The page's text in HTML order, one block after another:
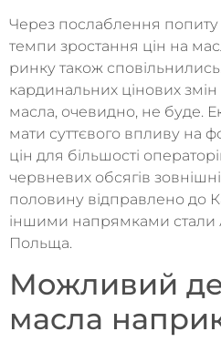
Через послаблення попиту
темпи зростання цін на
ринку також
кардинальних цінових
масла, очевидно, не буде.
мати суттєвого впливу на
цін для більшості
червневих обсягів
половину відправлено до
іншими напрямками стали
Польща.
Можливий
масла